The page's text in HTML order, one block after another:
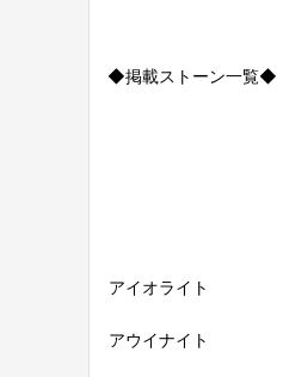
◆掲載ストーン一覧◆
アイオライト
アウイナイト